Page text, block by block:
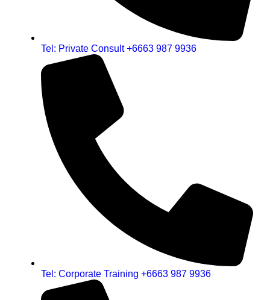
Tel: Private Consult +6663 987 9936
Tel: Corporate Training +6663 987 9936